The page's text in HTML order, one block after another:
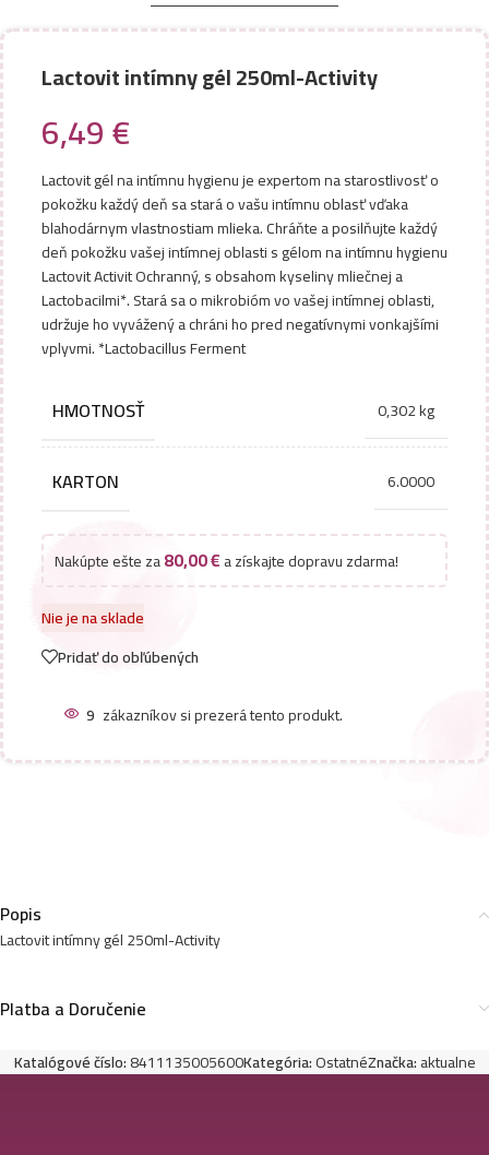
Lactovit intímny gél 250ml-Activity
6,49€
Lactovit gél na intímnu hygienu je expertom na starostlivosť o
pokožku každý deň sa stará o vašu intímnu oblasť vďaka
blahodárnym vlastnostiam mlieka. Chráňte a posilňujte každý
deň pokožku vašej intímnej oblasti s gélom na intímnu hygienu
Lactovit Activit Ochranný, s obsahom kyseliny mliečnej a
Lactobacilmi*. Stará sa o mikrobióm vo vašej intímnej oblasti,
udržuje ho vyvážený a chráni ho pred negatívnymi vonkajšími
vplyvmi. *Lactobacillus Ferment
HMOTNOSŤ 0,302 kg
KARTON 6.0000
Nakúpte ešte za80,00€a získajte dopravu zdarma!
Nie je na sklade
Pridať do obľúbených
9 zákazníkov si prezerá tento produkt.
Popis
Lactovit intímny gél 250ml-Activity
Platba a Doručenie
Katalógové číslo:8411135005600Kategória:OstatnéZnačka:aktualne